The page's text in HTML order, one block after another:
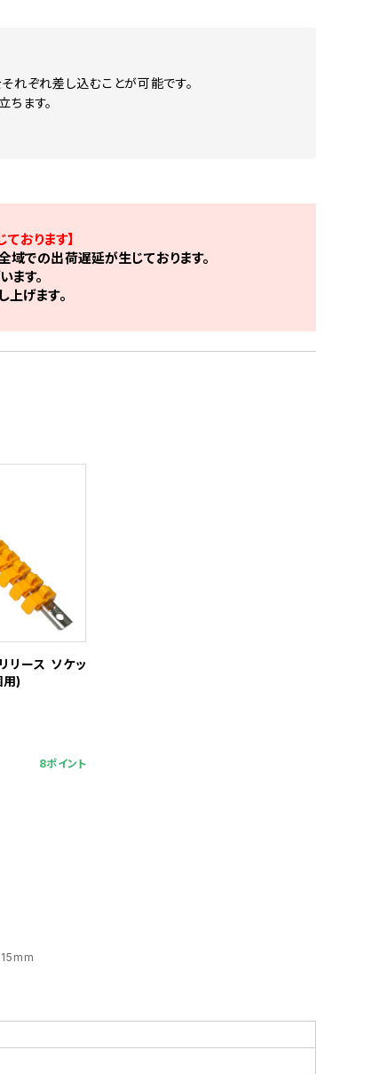
れぞれ差し込むことが可能です。
ます。
おります】
での出荷遅延が生じております。
ます。
げます。
リース ソケッ
用)
8ポイント